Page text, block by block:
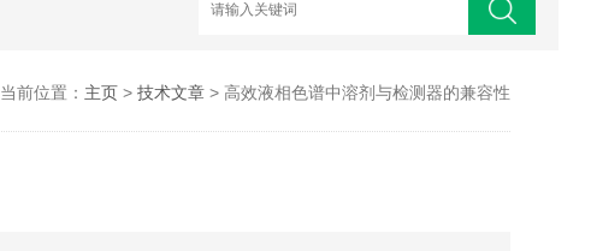
当前位置： 主页> 技术文章> 高效液相色谱中溶剂与检测器的兼容性